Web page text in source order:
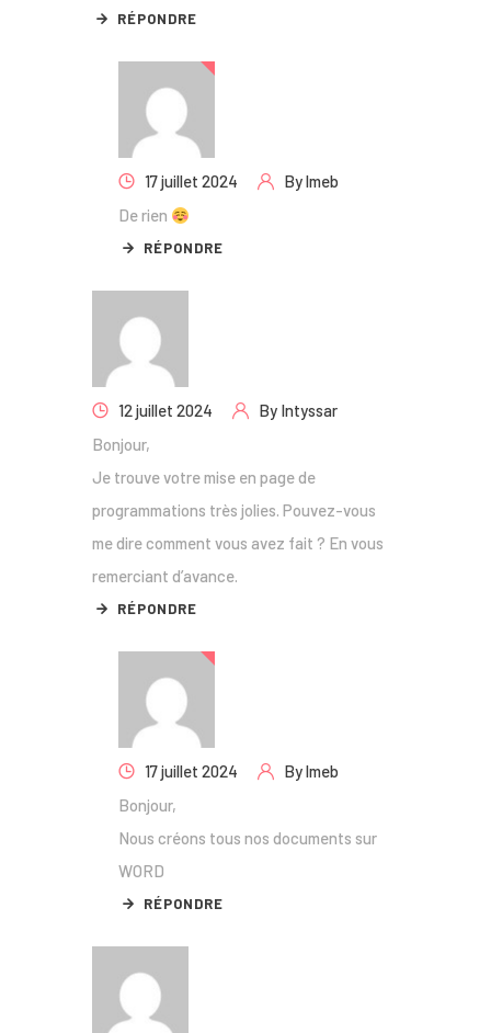
RÉPONDRE
17 juillet 2024 Bylmeb
De rien
RÉPONDRE
12 juillet 2024 By Intyssar
Bonjour,
Je trouve votre mise en page de
programmations très jolies. Pouvez-vous
me dire comment vous avez fait ? En vous
remerciant d’avance.
RÉPONDRE
17 juillet 2024 Bylmeb
Bonjour,
Nous créons tous nos documents sur
WORD
RÉPONDRE